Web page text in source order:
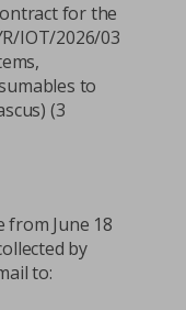
for the
IOT/2026/03
to
(3
from June 18
by
to: